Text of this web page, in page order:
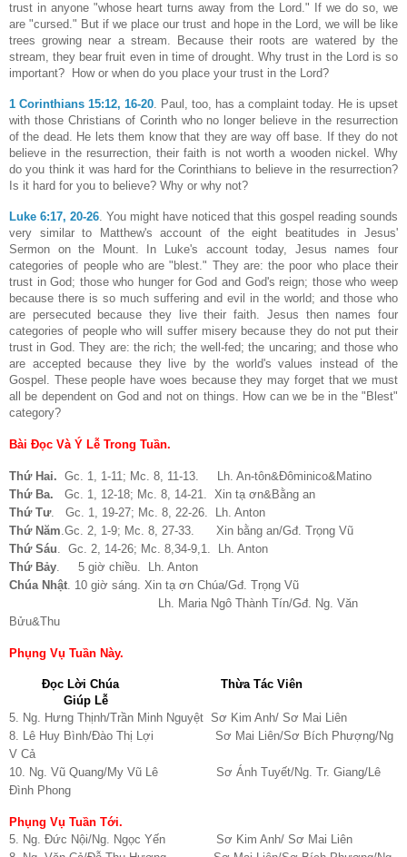
trust in anyone "whose heart turns away from the Lord." If we do so, we
are "cursed." But if we place our trust and hope in the Lord, we will be like
trees growing near a stream. Because their roots are watered by the
stream, they bear fruit even in time of drought. Why trust in the Lord is so
important?
How or when do you place your trust in the Lord?
1 Corinthians 15:12, 16-20. Paul, too, has a complaint today. He is upset
with those Christians of Corinth who no longer believe in the resurrection
of the dead. He lets them know that they are way off base. If they do not
believe in the resurrection, their faith is not worth a wooden nickel. Why
do you think it was hard for the Corinthians to believe in the resurrection?
Is it hard for you to believe? Why or why not?
Luke 6:17, 20-26 . You might have noticed that this gospel reading sounds
very similar to Matthew's account of the eight beatitudes in Jesus'
Sermon on the Mount. In Luke's account today, Jesus names four
categories of people who are "blest." They are: the poor who place their
trust in God; those who hunger for God and God's reign; those who weep
because there is so much suffering and evil in the world; and those who
are persecuted because they live their faith. Jesus then names four
categories of people who will suffer misery because they do not put their
trust in God. They are: the rich; the well-fed; the uncaring; and those who
are accepted because they live by the world's values instead of the
Gospel. These people have woes because they may forget that we must
all be dependent on God and not on things. How can we be in the "Blest"
category?
Bài Đọc Và Ý Lễ Trong Tuần.
Thứ Hai. Gc. 1, 1-11; Mc. 8, 11-13. Lh. An-tôn&Đôminico&Matino
Thứ Ba. Gc. 1, 12-18; Mc. 8, 14-21. Xin tạ ơn&Bằng an
Thứ Tư. Gc. 1, 19-27; Mc. 8, 22-26. Lh. Anton
Thứ Năm.Gc. 2, 1-9; Mc. 8, 27-33. Xin bằng an/Gđ. Trọng Vũ
Thứ Sáu. Gc. 2, 14-26; Mc. 8,34-9,1. Lh. Anton
Thứ Bảy. 5 giờ chiều. Lh. Anton
Chúa Nhật. 10 giờ sáng. Xin tạ ơn Chúa/Gđ. Trọng Vũ
Lh. Maria Ngô Thành Tín/Gđ. Ng. Văn
Bửu&Thu
Phụng Vụ Tuần Này.
Đọc Lời Chúa
Thừa Tác Viên
Giúp Lễ
5. Ng. Hưng Thịnh/Trần Minh Nguyệt Sơ Kim Anh/ Sơ Mai Liên
8. Lê Huy Bình/Đào Thị Lợi Sơ Mai Liên/Sơ Bích Phượng/Ng
V Cả
10. Ng. Vũ Quang/My Vũ Lê Sơ Ánh Tuyết/Ng. Tr. Giang/Lê
Đình Phong
Phụng Vụ Tuần Tới.
5. Ng. Đức Nội/Ng. Ngọc Yến Sơ Kim Anh/ Sơ Mai Liên